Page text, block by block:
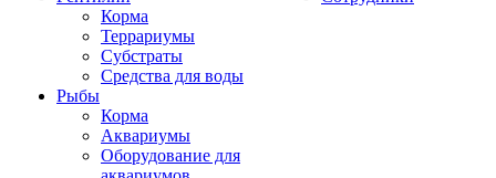
Корма
Террариумы
Субстраты
Средства для воды
Рыбы
Корма
Аквариумы
Оборудование для